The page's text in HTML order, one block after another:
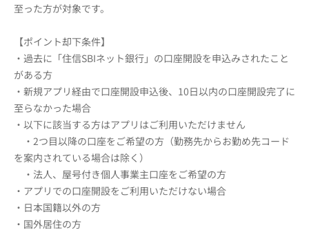
至った方が対象です。
【ポイント却下条件】
・過去に「住信SBIネット銀行」の口座開設を申込みされたこと
がある方
・新規アプリ経由で口座開設申込後、10日以内の口座開設完了に
至らなかった場合
・以下に該当する方はアプリはご利用いただけません
・2つ目以降の口座をご希望の方（勤務先からお勤め先コード
を案内されている場合は除く）
・法人、屋号付き個人事業主口座をご希望の方
・アプリでの口座開設をご利用いただけない場合
・日本国籍以外の方
・国外居住の方